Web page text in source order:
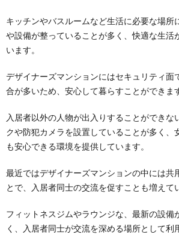
キッチンやバスルームなど生活に必要な場所
や設備が整っていることが多く、快適な生活
います。
デザイナーズマンションにはセキュリティ面
合が多いため、安心して暮らすことができま
入居者以外の人物が出入りすることができな
クや防犯カメラを設置していることが多く、
も安心できる環境を提供しています。
最近ではデザイナーズマンションの中には共
とで、入居者同士の交流を促すことも増えて
フィットネスジムやラウンジな、最新の設備
く、入居者同士が交流を深める場所として利